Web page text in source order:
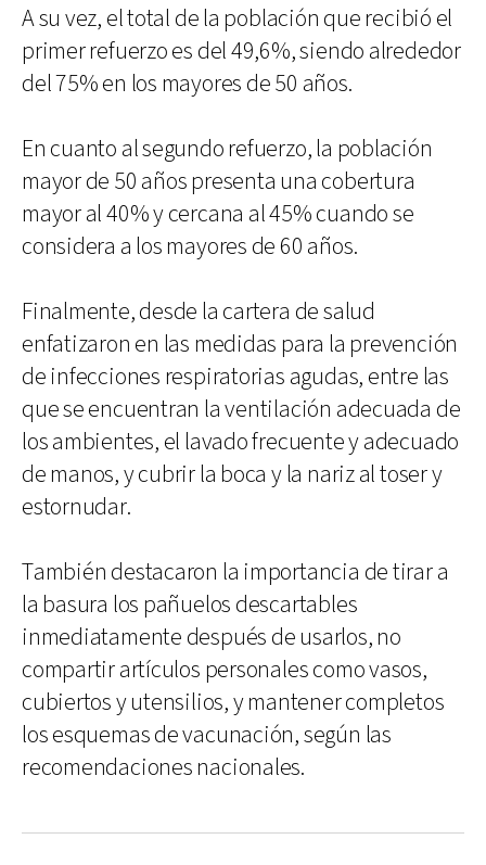
A su vez, el total de la población que recibió el
primer refuerzo es del 49,6%, siendo alrededor
del 75% en los mayores de 50 años.
En cuanto al segundo refuerzo, la población
mayor de 50 años presenta una cobertura
mayor al 40% y cercana al 45% cuando se
considera a los mayores de 60 años.
Finalmente, desde la cartera de salud
enfatizaron en las medidas para la prevención
de infecciones respiratorias agudas, entre las
que se encuentran la ventilación adecuada de
los ambientes, el lavado frecuente y adecuado
de manos, y cubrir la boca y la nariz al toser y
estornudar.
También destacaron la importancia de tirar a
la basura los pañuelos descartables
inmediatamente después de usarlos, no
compartir artículos personales como vasos,
cubiertos y utensilios, y mantener completos
los esquemas de vacunación, según las
recomendaciones nacionales.